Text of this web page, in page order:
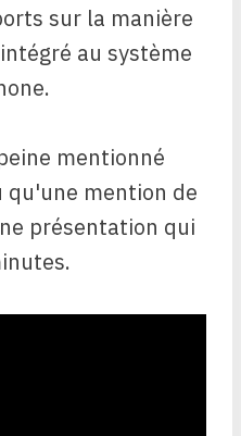
sur la manière
au système
mentionné
mention de
présentation qui